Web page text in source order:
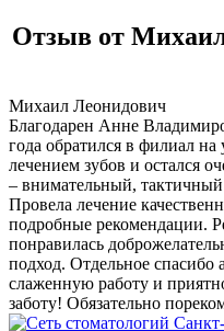
звонок
клиники
Отзыв от
Михаил Леонидович
Благодарен Анне
года обратился в филиал на
лечением зубов и остался
– внимательный,
Провела лечение
подробные рекомендации.
понравилась
подход. Отдельное спасибо
слаженную работу и
заботу! Обязательно